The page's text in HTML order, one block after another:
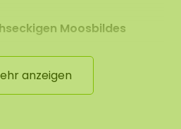
Moosbildes
der Bodenplatte sauber
anzeigen